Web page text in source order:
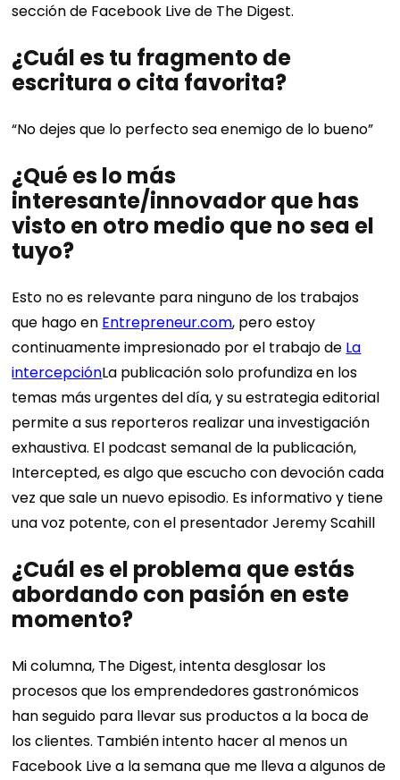
sección de Facebook Live de The Digest.
¿Cuál es tu fragmento de
escritura o cita favorita?
“No dejes que lo perfecto sea enemigo de lo bueno”
¿Qué es lo más
interesante/innovador que has
visto en otro medio que no sea el
tuyo?
Esto no es relevante para ninguno de los trabajos
que hago en Entrepreneur.com, pero estoy
continuamente impresionado por el trabajo de La
intercepciónLa publicación solo profundiza en los
temas más urgentes del día, y su estrategia editorial
permite a sus reporteros realizar una investigación
exhaustiva. El podcast semanal de la publicación,
Intercepted, es algo que escucho con devoción cada
vez que sale un nuevo episodio. Es informativo y tiene
una voz potente, con el presentador Jeremy Scahill
¿Cuál es el problema que estás
abordando con pasión en este
momento?
Mi columna, The Digest, intenta desglosar los
procesos que los emprendedores gastronómicos
han seguido para llevar sus productos a la boca de
los clientes. También intento hacer al menos un
Facebook Live a la semana que me lleva a algunos de